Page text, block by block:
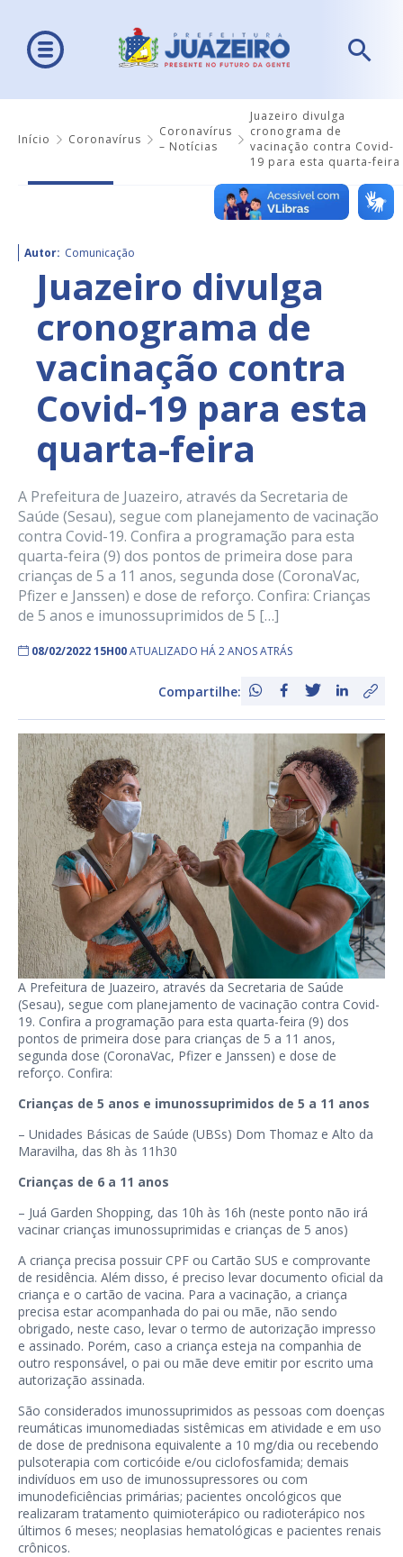
Início Coronavírus
Coronavírus
– Notícias
Juazeiro divulga
cronograma de
vacinação contra Covid-
19 para esta quarta-feira
Autor: Comunicação
Juazeiro divulga
cronograma de
vacinação contra
Covid-19 para esta
quarta-feira
A Prefeitura de Juazeiro, através da Secretaria de
Saúde (Sesau), segue com planejamento de vacinação
contra Covid-19. Confira a programação para esta
quarta-feira (9) dos pontos de primeira dose para
crianças de 5 a 11 anos, segunda dose (CoronaVac,
Pfizer e Janssen) e dose de reforço. Confira: Crianças
de 5 anos e imunossuprimidos de 5 […]
08/02/2022 15H00ATUALIZADO HÁ 2 ANOS ATRÁS
Compartilhe:
A Prefeitura de Juazeiro, através da Secretaria de Saúde
(Sesau), segue com planejamento de vacinação contra Covid-
19. Confira a programação para esta quarta-feira (9) dos
pontos de primeira dose para crianças de 5 a 11 anos,
segunda dose (CoronaVac, Pfizer e Janssen) e dose de
reforço. Confira:
Crianças de 5 anos e imunossuprimidos de 5 a 11 anos
– Unidades Básicas de Saúde (UBSs) Dom Thomaz e Alto da
Maravilha, das 8h às 11h30
Crianças de 6 a 11 anos
– Juá Garden Shopping, das 10h às 16h (neste ponto não irá
vacinar crianças imunossuprimidas e crianças de 5 anos)
A criança precisa possuir CPF ou Cartão SUS e comprovante
de residência. Além disso, é preciso levar documento oficial da
criança e o cartão de vacina. Para a vacinação, a criança
precisa estar acompanhada do pai ou mãe, não sendo
obrigado, neste caso, levar o termo de autorização impresso
e assinado. Porém, caso a criança esteja na companhia de
outro responsável, o pai ou mãe deve emitir por escrito uma
autorização assinada.
São considerados imunossuprimidos as pessoas com doenças
reumáticas imunomediadas sistêmicas em atividade e em uso
de dose de prednisona equivalente a 10 mg/dia ou recebendo
pulsoterapia com corticóide e/ou ciclofosfamida; demais
indivíduos em uso de imunossupressores ou com
imunodeficiências primárias; pacientes oncológicos que
realizaram tratamento quimioterápico ou radioterápico nos
últimos 6 meses; neoplasias hematológicas e pacientes renais
crônicos.